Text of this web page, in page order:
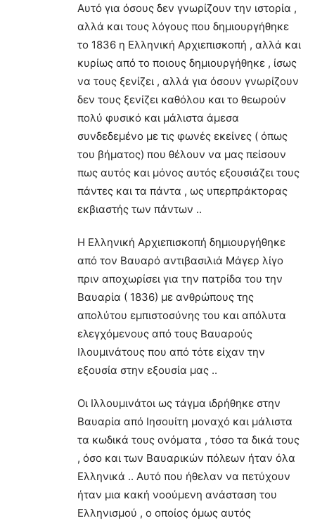
Αυτό για όσους δεν γνωρίζουν την ιστορία ,
αλλά και τους λόγους που δημιουργήθηκε
το 1836 η Ελληνική Αρχιεπισκοπή , αλλά και
κυρίως από το ποιους δημιουργήθηκε , ίσως
να τους ξενίζει , αλλά για όσουν γνωρίζουν
δεν τους ξενίζει καθόλου και το θεωρούν
πολύ φυσικό και μάλιστα άμεσα
συνδεδεμένο με τις φωνές εκείνες ( όπως
του βήματος) που θέλουν να μας πείσουν
πως αυτός και μόνος αυτός εξουσιάζει τους
πάντες και τα πάντα , ως υπερπράκτορας
εκβιαστής των πάντων ..
Η Ελληνική Αρχιεπισκοπή δημιουργήθηκε
από τον Βαυαρό αντιβασιλιά Μάγερ λίγο
πριν αποχωρίσει για την πατρίδα του την
Βαυαρία ( 1836) με ανθρώπους της
απολύτου εμπιστοσύνης του και απόλυτα
ελεγχόμενους από τους Βαυαρούς
Ιλουμινάτους που από τότε είχαν την
εξουσία στην εξουσία μας ..
Οι Ιλλουμινάτοι ως τάγμα ιδρήθηκε στην
Βαυαρία από Ιησουίτη μοναχό και μάλιστα
τα κωδικά τους ονόματα , τόσο τα δικά τους
, όσο και των Βαυαρικών πόλεων ήταν όλα
Ελληνικά .. Αυτό που ήθελαν να πετύχουν
ήταν μια κακή νοούμενη ανάσταση του
Ελληνισμού , ο οποίος όμως αυτός